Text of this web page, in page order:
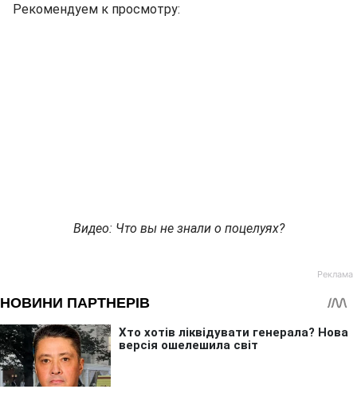
Рекомендуем к просмотру:
Видео: Что вы не знали о поцелуях?